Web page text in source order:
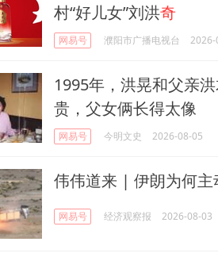
村“好儿女”刘洪奇
网易号 濮阳市广播电视台 2026-
1995年，洪晃和父亲
贵，父女俩长得太像
网易号 今明文史 2026-08-05
伟伟道来 | 伊朗为何主
网易号 经济观察报 2026-08-03